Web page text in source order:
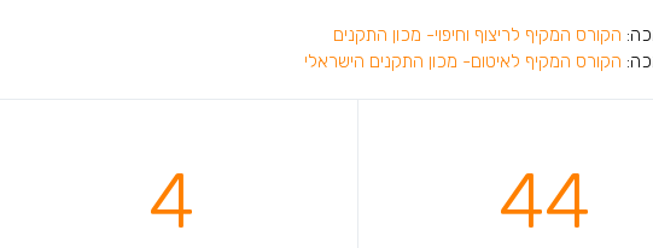
הקורס המקיף לריצוף וחיפוי- מכון התקנים
הקורס המקיף לאיטום- מכון התקנים הישראלי
44
4